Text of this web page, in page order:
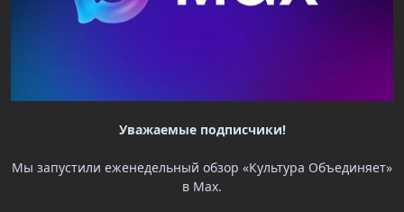
Уважаемые подписчики!
Мы запустили еженедельный обзор «Культура Объединяет»
в Max.